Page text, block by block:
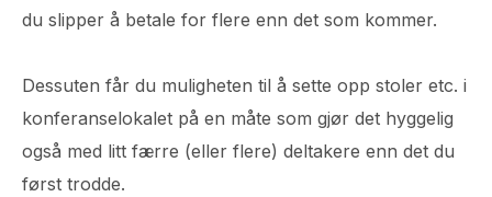
du slipper å betale for flere enn det som kommer.
Dessuten får du muligheten til å sette opp stoler etc. i
konferanselokalet på en måte som gjør det hyggelig
også med litt færre (eller flere) deltakere enn det du
først trodde.